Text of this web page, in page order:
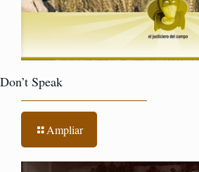
Don’t Speak
Ampliar